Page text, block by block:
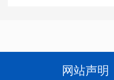
网站声明